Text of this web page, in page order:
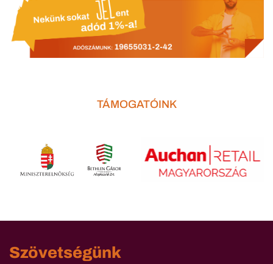
TÁMOGATÓINK
Szövetségünk